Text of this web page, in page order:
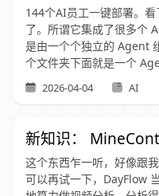
144个AI员工一键部署。
了。所谓它集成了很多个
是由一个个独立的 Agent
个文件夹下面就是一个
2026-04-04 AI
新知识：
这个东西乍一听，好像跟
可以再试一下，DayFlow